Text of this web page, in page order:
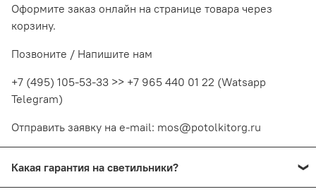
Оформите заказ онлайн на странице товара через
корзину.
Позвоните / Напишите нам
+7 (495) 105-53-33 >> +7 965 440 01 22 (Watsapp
Telegram)
Отправить заявку на e-mail: mos@potolkitorg.ru
Какая гарантия на светильники?